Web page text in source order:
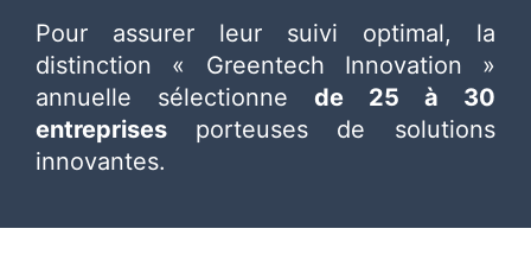
Pour assurer leur suivi optimal, la
distinction « Greentech Innovation »
annuelle sélectionne de 25 à 30
entreprises porteuses de solutions
innovantes.